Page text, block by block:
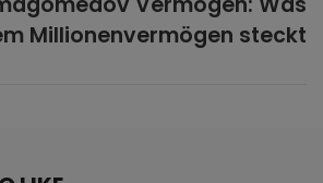
Millionenvermögen steckt